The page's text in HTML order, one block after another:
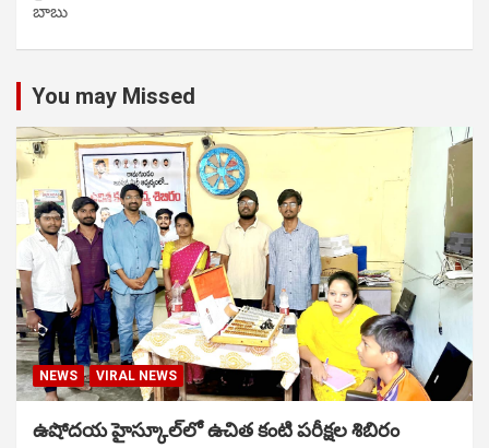
బాబు
You may Missed
NEWS VIRAL NEWS
ఉషోదయ హైస్కూల్‌లో ఉచిత కంటి పరీక్షల శిబిరం